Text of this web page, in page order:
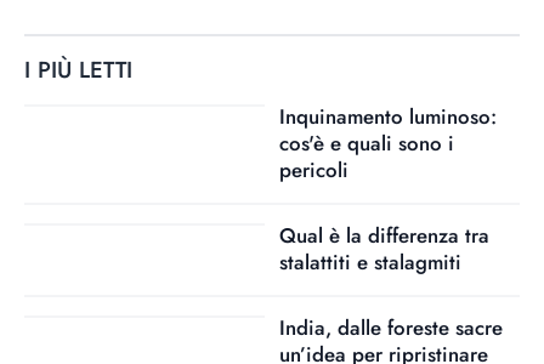
I PIÙ LETTI
Inquinamento luminoso:
cos'è e quali sono i
pericoli
Qual è la differenza tra
stalattiti e stalagmiti
India, dalle foreste sacre
un’idea per ripristinare